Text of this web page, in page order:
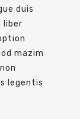
duis
liber
mazim
legentis